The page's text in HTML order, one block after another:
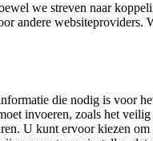
we streven naar
andere websiteproviders.
die nodig is voor
invoeren, zoals het
U kunt ervoor kiezen